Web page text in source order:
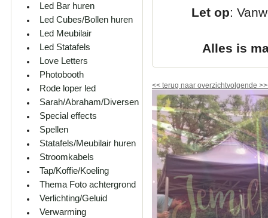
Led Bar huren
Led Cubes/Bollen huren
Led Meubilair
Led Statafels
Love Letters
Photobooth
Rode loper led
Sarah/Abraham/Diversen
Special effects
Spellen
Statafels/Meubilair huren
Stroomkabels
Tap/Koffie/Koeling
Thema Foto achtergrond
Verlichting/Geluid
Verwarming
Let op:
Alles is
<< terug naar overzichtvolgende >>